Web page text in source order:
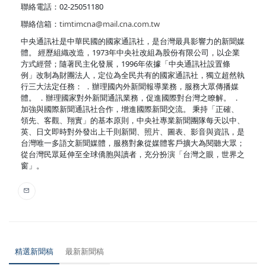
聯絡電話：02-25051180
聯絡信箱： timtimcna@mail.cna.com.tw
中央通訊社是中華民國的國家通訊社，是台灣最具影響力的新聞媒
體。 經歷組織改造，1973年中央社改組為股份有限公司，以企業
方式經營；隨著民主化發展，1996年依據「中央通訊社設置條
例」改制為財團法人，定位為全民共有的國家通訊社，獨立超然執
行三大法定任務： ．辦理國內外新聞報導業務，服務大眾傳播媒
體。 ．辦理國家對外新聞通訊業務，促進國際對台灣之瞭解。 ．
加強與國際新聞通訊社合作，增進國際新聞交流。 秉持「正確、
領先、客觀、翔實」的基本原則，中央社專業新聞團隊每天以中、
英、日文即時對外發出上千則新聞、照片、圖表、影音與資訊，是
台灣唯一多語文新聞媒體，服務對象從媒體客戶擴大為閱聽大眾；
從台灣民眾延伸至全球僑胞與讀者，充分扮演「台灣之眼，世界之
窗」。
精選新聞稿 最新新聞稿